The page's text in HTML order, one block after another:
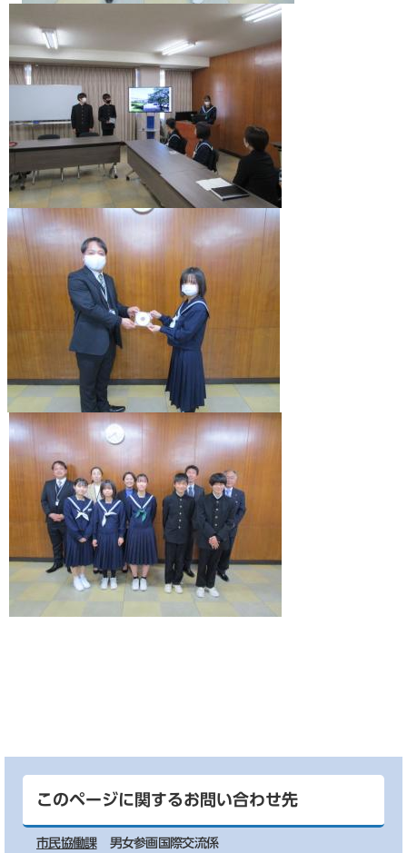
このページに関するお問い合わせ先
市民協働課 男女参画国際交流係